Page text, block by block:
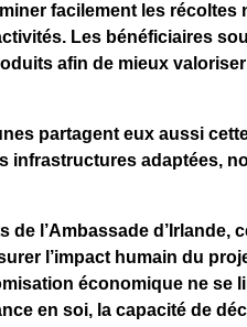
facilement les
Les bénéficiaires
afin de mieux
partagent eux aussi
infrastructures adaptées,
de l’Ambassade
l’impact humain du
économique ne se
en soi, la capacité de